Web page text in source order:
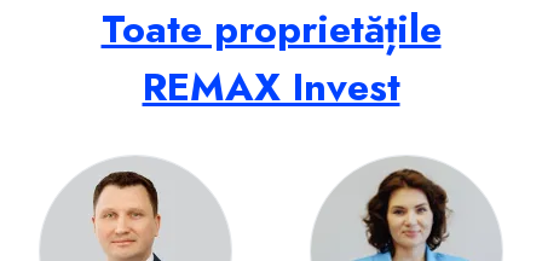
Toate proprietățile
REMAX Invest